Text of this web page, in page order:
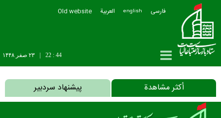
فارسی english العربیة Old website
۲۳ صفر ۱۴۴۸ 22 : 44
أکثر مشاهدة پیشنهاد سردبیر